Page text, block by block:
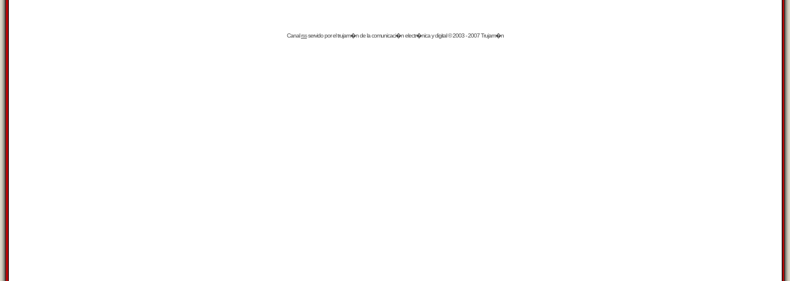
Canalrssservido por eltrujam�nde la comunicaci�n electr�nica y digital © 2003 - 2007 Trujam�n